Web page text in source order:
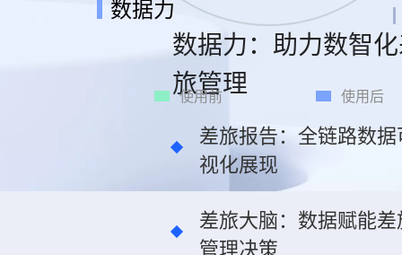
数据力
使用前 使用后
数据力 ： 助力数智
旅管理
差旅报告：全链路数据
视化展现
差旅大脑：数据赋能差
管理决策